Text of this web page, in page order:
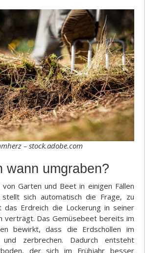
– stock.adobe.com
wann umgraben?
Garten und Beet in einigen Fällen
sich automatisch die Frage, zu
das Erdreich die Lockerung in seiner
verträgt. Das Gemüsebeet bereits im
bewirkt, dass die Erdschollen im
zerbrechen. Dadurch entsteht
der sich im Frühjahr besser